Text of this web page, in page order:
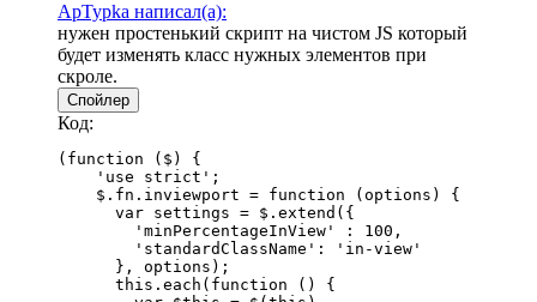
ApTypka написал(а):
нужен простенький скрипт на чистом JS который
будет изменять класс нужных элементов при
скроле.
Спойлер
Код:
(function ($) {
    'use strict';
    $.fn.inviewport = function (options) {
      var settings = $.extend({
        'minPercentageInView' : 100,
        'standardClassName': 'in-view'
      }, options);
      this.each(function () {